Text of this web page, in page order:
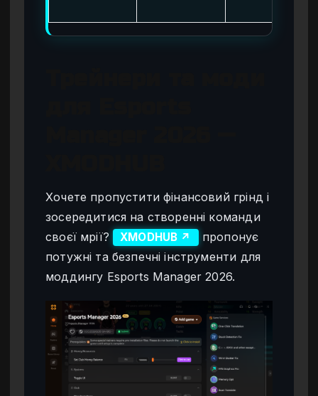
Хочете пропустити фінансовий грінд і
зосередитися на створенні команди
своєї мрії?
XMODHUB ↗
пропонує
потужні та безпечні інструменти для
моддингу Esports Manager 2026.